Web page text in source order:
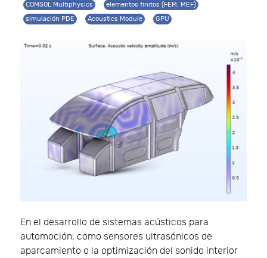
COMSOL Multiphysics
elementos finitos (FEM, MEF)
simulación PDE
Acoustics Module GPU
En el desarrollo de sistemas acústicos para
automoción, como sensores ultrasónicos de
aparcamiento o la optimización del sonido interior